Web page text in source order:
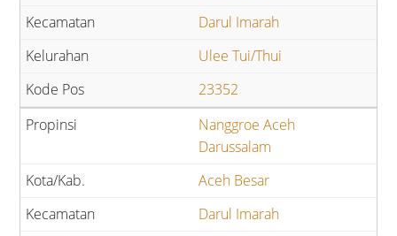
Darul Imarah
Ulee Tui/Thui
23352
Nanggroe Aceh
Darussalam
Aceh Besar
Darul Imarah